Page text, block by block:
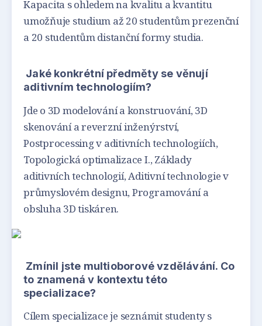
Kapacita s ohledem na kvalitu a kvantitu
umožňuje studium až 20 studentům prezenční
a 20 studentům distanční formy studia.
Jaké konkrétní předměty se věnují
aditivním technologiím?
Jde o 3D modelování a konstruování, 3D
skenování a reverzní inženýrství,
Postprocessing v aditivních technologiích,
Topologická optimalizace I., Základy
aditivních technologií, Aditivní technologie v
průmyslovém designu, Programování a
obsluha 3D tiskáren.
Zmínil jste multioborové vzdělávání. Co
to znamená v kontextu této
specializace?
Cílem specializace je seznámit studenty s